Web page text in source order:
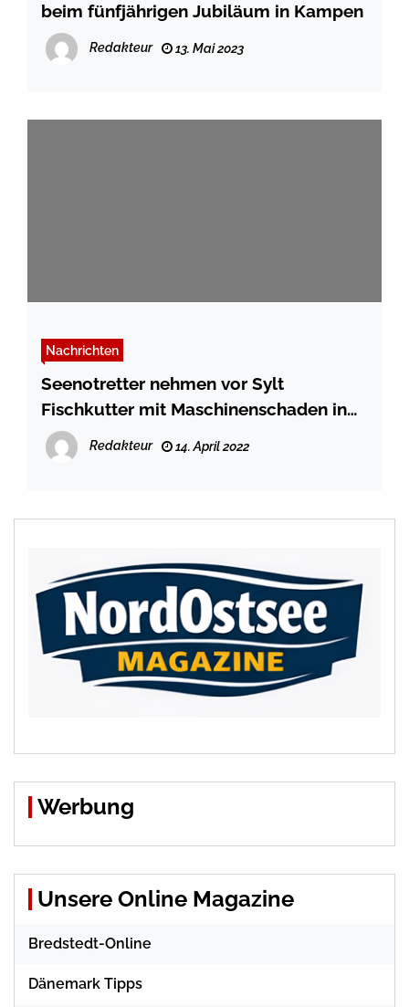
beim fünfjährigen Jubiläum in Kampen
Redakteur 13. Mai 2023
Nachrichten
Seenotretter nehmen vor Sylt
Fischkutter mit Maschinenschaden in
Schlepp
Redakteur 14. April 2022
Werbung
Unsere Online Magazine
Bredstedt-Online
Dänemark Tipps